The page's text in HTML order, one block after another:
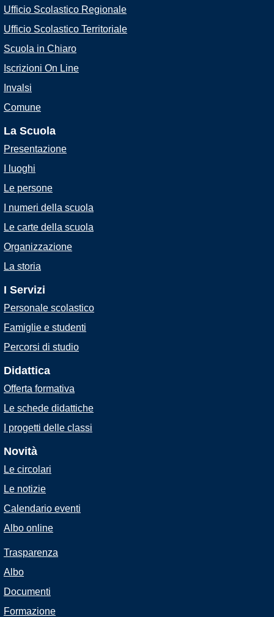
Ufficio Scolastico Regionale
Ufficio Scolastico Territoriale
Scuola in Chiaro
Iscrizioni On Line
Invalsi
Comune
La Scuola
Presentazione
I luoghi
Le persone
I numeri della scuola
Le carte della scuola
Organizzazione
La storia
I Servizi
Personale scolastico
Famiglie e studenti
Percorsi di studio
Didattica
Offerta formativa
Le schede didattiche
I progetti delle classi
Novità
Le circolari
Le notizie
Calendario eventi
Albo online
Trasparenza
Albo
Documenti
Formazione